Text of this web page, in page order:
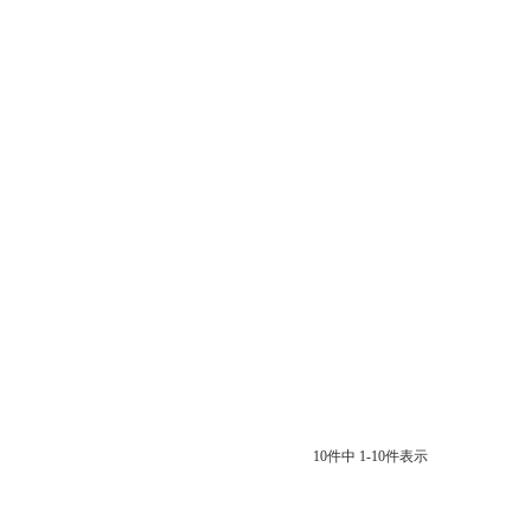
10件中 1-10件表示